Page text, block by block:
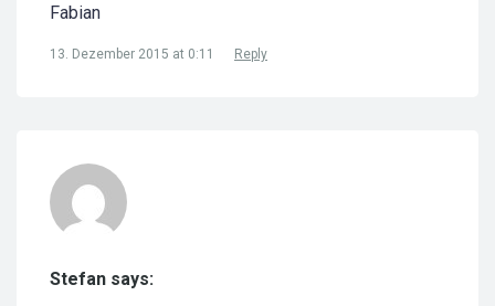
Fabian
13. Dezember 2015 at 0:11 Reply
Stefan says: